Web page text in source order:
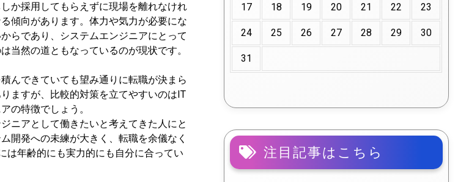
か採用してもらえずに現場を離れなけれ
傾向があります。体力や気力が必要にな
らであり、システムエンジニアにとって
当然の道ともなっているのが現状です。
んできていても望み通りに転職が決まら
ますが、比較的対策を立てやすいのはIT
の特徴でしょう。
ニアとして働きたいと考えてきた人にと
開発への未練が大きく、転職を余儀なく
は年齢的にも実力的にも自分に合ってい
17 18 19 20 21 22 23
24 25 26 27 28 29 30
31
注目記事はこちら